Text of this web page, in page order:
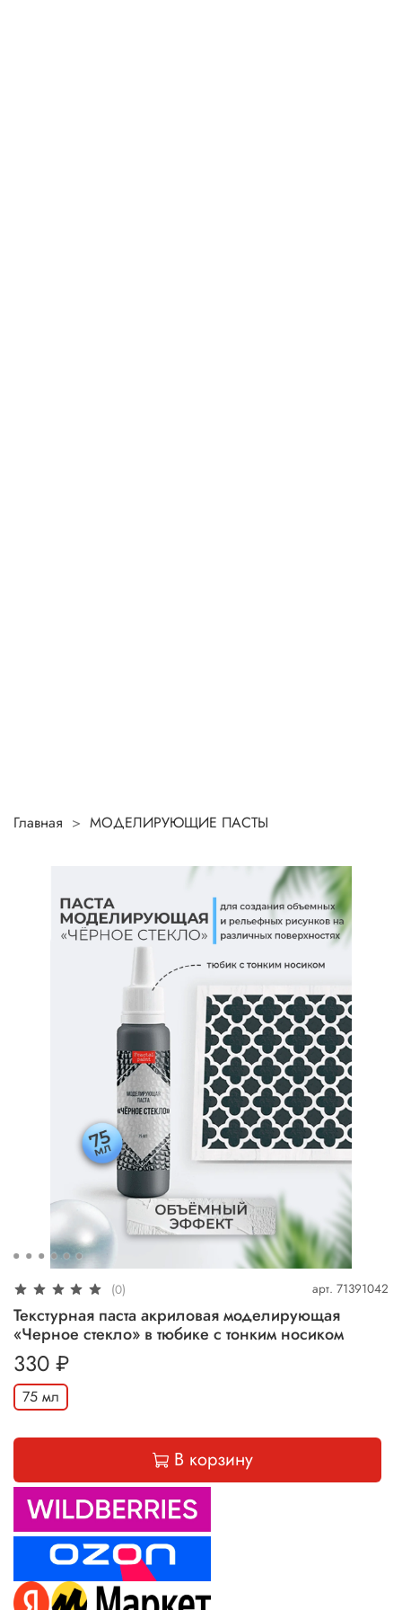
Главная МОДЕЛИРУЮЩИЕ ПАСТЫ
(0) арт. 71391042
Текстурная паста акриловая моделирующая
«Черное стекло» в тюбике с тонким носиком
330 ₽
75 мл
В корзину